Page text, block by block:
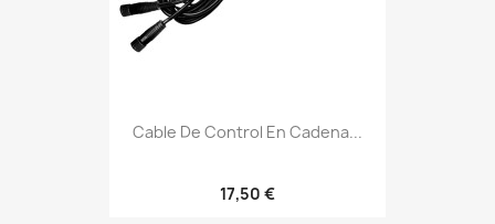
Cable De Control En Cadena...
17,50 €